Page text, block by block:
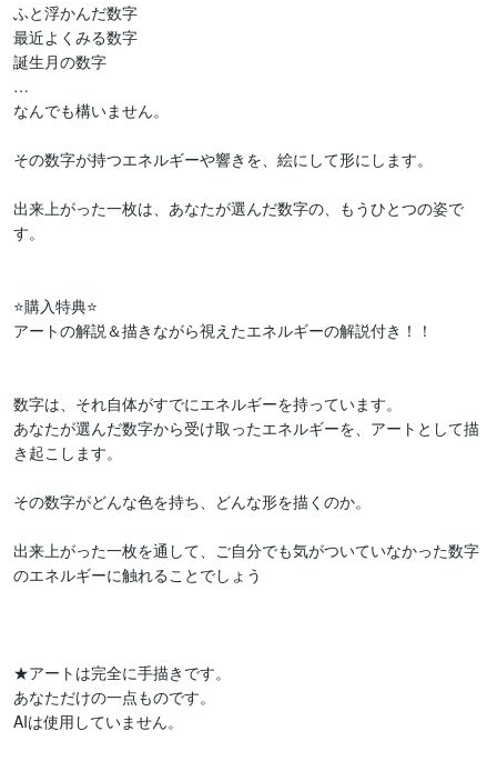
ふと浮かんだ数字
最近よくみる数字
誕生月の数字
…
なんでも構いません。
その数字が持つエネルギーや響きを、絵にして形にします。
出来上がった一枚は、あなたが選んだ数字の、もうひとつの姿で
す。
⭐️購入特典⭐️
アートの解説＆描きながら視えたエネルギーの解説付き！！
数字は、それ自体がすでにエネルギーを持っています。
あなたが選んだ数字から受け取ったエネルギーを、アートとして描
き起こします。
その数字がどんな色を持ち、どんな形を描くのか。
出来上がった一枚を通して、ご自分でも気がついていなかった数字
のエネルギーに触れることでしょう
★アートは完全に手描きです。
あなただけの一点ものです。
AIは使用していません。